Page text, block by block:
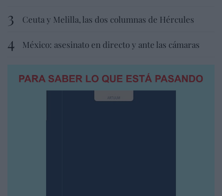
Ceuta y Melilla, las dos columnas de Hércules
México: asesinato en directo y ante las cámaras